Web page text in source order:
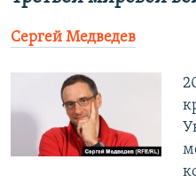
Сергей Медведев